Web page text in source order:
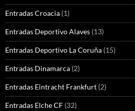
Entradas Croacia (1)
Entradas Deportivo Alaves (13)
Entradas Deportivo La Coruña (15)
Entradas Dinamarca (2)
Entradas Eintracht Frankfurt (2)
Entradas Elche CF (32)